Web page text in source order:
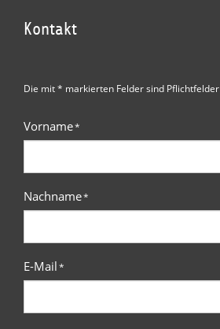
Kontakt
Die mit * markierten Felder sind Pflichtfelder
Vorname*
Nachname*
E-Mail*